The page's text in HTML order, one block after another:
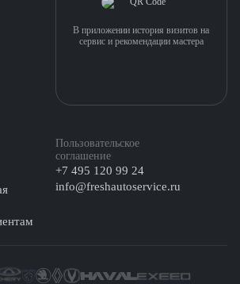
Пользовательское
соглашение
+7 495 120 99 24
info@freshautoservice.ru
В приложении история визитов на
сервис и рекомендации мастера